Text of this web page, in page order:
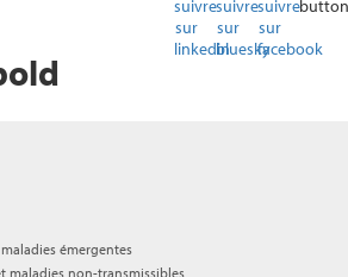
émergentes
maladies non-transmissibles